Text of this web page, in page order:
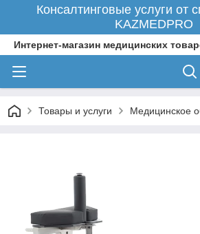
Консалтинговые услуги от
KAZMEDPRO
Интернет-магазин медицинских
Товары и услуги Медицинское